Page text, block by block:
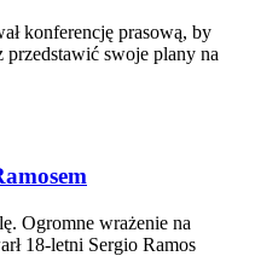
konferencję prasową, by
swoje plany na
Ogromne wrażenie na
18-letni Sergio Ramos